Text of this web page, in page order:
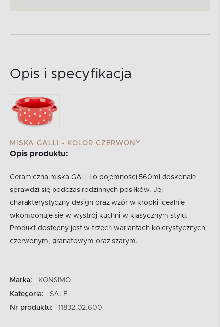
Opis i specyfikacja
MISKA GALLI - KOLOR CZERWONY
Opis produktu:
Ceramiczna miska GALLI o pojemności 560ml doskonale
sprawdzi się podczas rodzinnych posiłków. Jej
charakterystyczny design oraz wzór w kropki idealnie
wkomponuje się w wystrój kuchni w klasycznym stylu.
Produkt dostępny jest w trzech wariantach kolorystycznych:
czerwonym, granatowym oraz szarym.
Marka:
KONSIMO
Kategoria:
SALE
Nr produktu:
11832.02.600